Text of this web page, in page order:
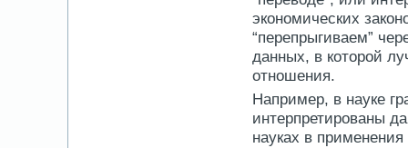
экономических
“перепрыгиваем”
данных, в которой
отношения.
Например, в науке
интерпретированы
науках в